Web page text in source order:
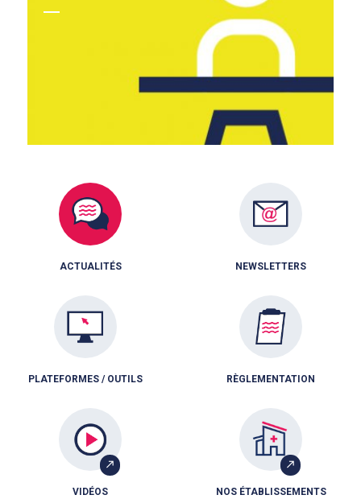
ACTUALITÉS NEWSLETTERS
PLATEFORMES / OUTILS RÈGLEMENTATION
VIDÉOS NOS ÉTABLISSEMENTS